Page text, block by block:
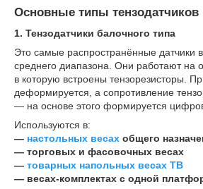
Основные типы тензодатчиков
1. Тензодатчики балочного типа
Это самые распространённые датчики
среднего диапазона. Они работают на
в которую встроены тензорезисторы.
деформируется, а сопротивление
— на основе этого формируется
Используются в:
— настольных весах общего
— торговых и фасовочных весах
— товарных напольных весах ТВ
— весах-комплектах с одной